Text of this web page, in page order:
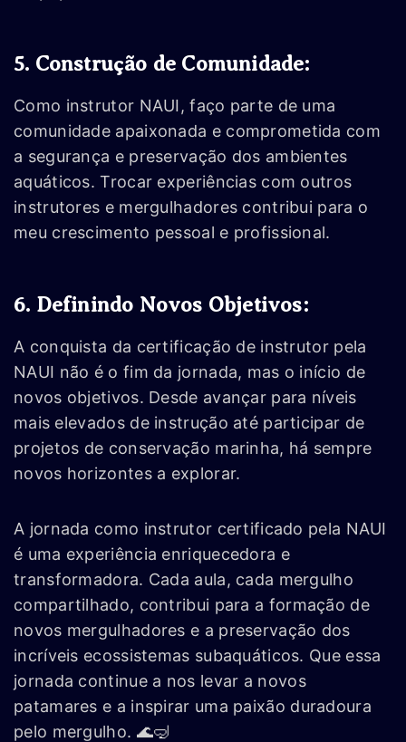
5. Construção de Comunidade:
Como instrutor NAUI, faço parte de uma
comunidade apaixonada e comprometida com
a segurança e preservação dos ambientes
aquáticos. Trocar experiências com outros
instrutores e mergulhadores contribui para o
meu crescimento pessoal e profissional.
6. Definindo Novos Objetivos:
A conquista da certificação de instrutor pela
NAUI não é o fim da jornada, mas o início de
novos objetivos. Desde avançar para níveis
mais elevados de instrução até participar de
projetos de conservação marinha, há sempre
novos horizontes a explorar.
A jornada como instrutor certificado pela NAUI
é uma experiência enriquecedora e
transformadora. Cada aula, cada mergulho
compartilhado, contribui para a formação de
novos mergulhadores e a preservação dos
incríveis ecossistemas subaquáticos. Que essa
jornada continue a nos levar a novos
patamares e a inspirar uma paixão duradoura
pelo mergulho. 🌊🤿